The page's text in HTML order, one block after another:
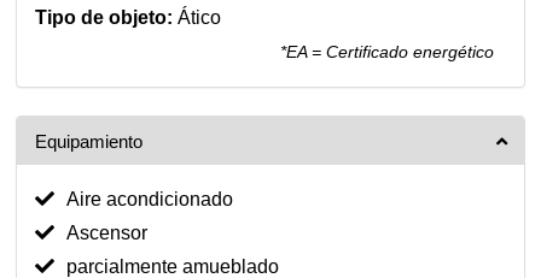
Tipo de objeto: Ático
*EA = Certificado energético
Equipamiento
Aire acondicionado
Ascensor
parcialmente amueblado